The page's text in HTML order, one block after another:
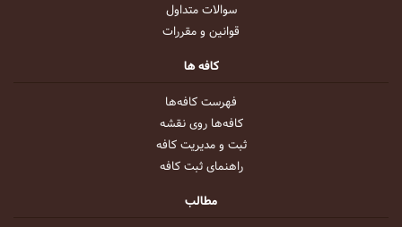
سوالات متداول
قوانین و مقررات
کافه ها
فهرست کافه‌ها
کافه‌ها روی نقشه
ثبت و مدیریت کافه
راهنمای ثبت کافه
مطالب